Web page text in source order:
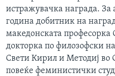
истражувачка награда. За
година добитник на
македонската професорка
докторка по филозофски
Свети Кирил и Методиј во
повеќе феминистички